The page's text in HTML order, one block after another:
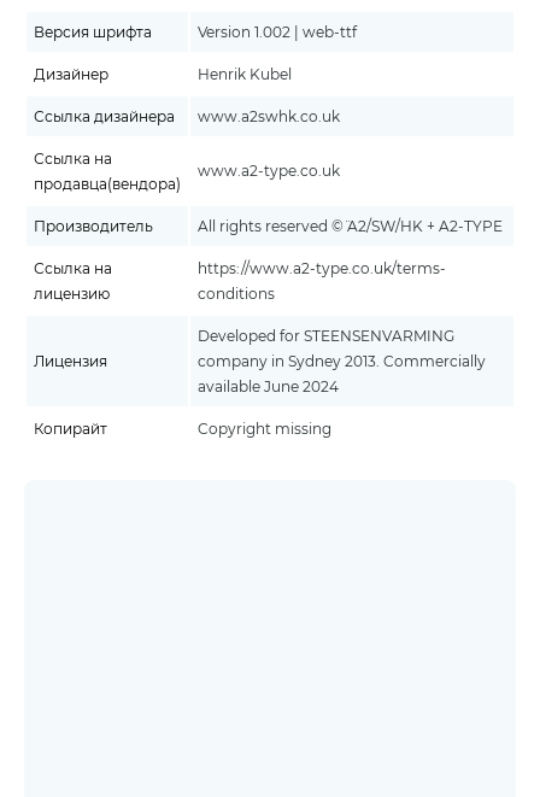
Версия шрифта Version 1.002 | web-ttf
Дизайнер Henrik Kubel
Ссылка дизайнера www.a2swhk.co.uk
Ссылка на
продавца(вендора)
www.a2-type.co.uk
Производитель All rights reserved ©¨ A2/SW/HK + A2-TYPE
Ссылка на
лицензию
https://www.a2-type.co.uk/terms-
conditions
Лицензия
Developed for STEENSENVARMING
company in Sydney 2013. Commercially
available June 2024
Копирайт Copyright missing